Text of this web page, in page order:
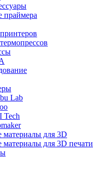
праймера
Lab
Tech
материалы для 3D
материалы для 3D печати